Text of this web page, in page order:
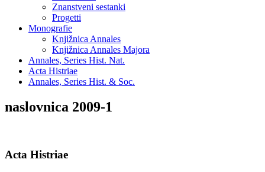
Znanstveni sestanki
Progetti
Monografie
Knjižnica Annales
Knjižnica Annales Majora
Annales, Series Hist. Nat.
Acta Histriae
Annales, Series Hist. & Soc.
naslovnica 2009-1
Acta Histriae